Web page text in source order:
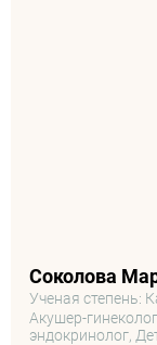
Соколова
Ученая степень:
Акушер-
эндокринолог,